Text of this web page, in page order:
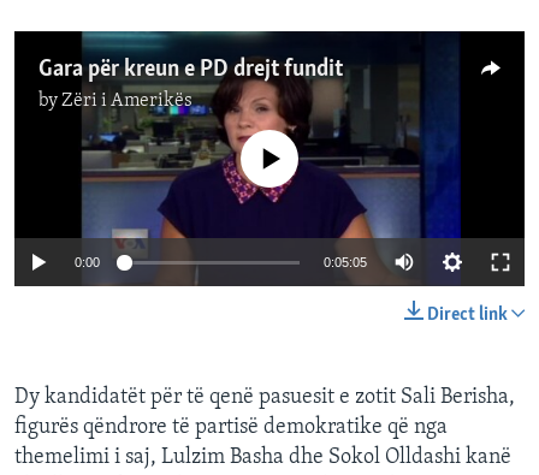
Gara për kreun e PD drejt fundit
byZëri i Amerikës
No media source currently available
0:00 0:05:05
Direct link
Dy kandidatët për të qenë pasuesit e zotit Sali Berisha,
figurës qëndrore të partisë demokratike që nga
themelimi i saj, Lulzim Basha dhe Sokol Olldashi kanë